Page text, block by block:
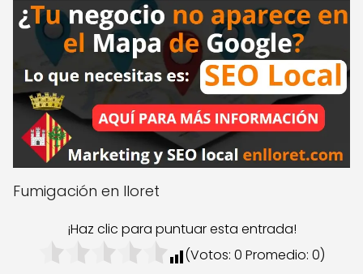
Fumigación en lloret
¡Haz clic para puntuar esta entrada!
(Votos: 0 Promedio: 0)